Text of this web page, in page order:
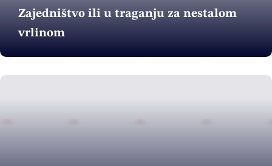
Zajedništvo ili u traganju za nestalom
vrlinom